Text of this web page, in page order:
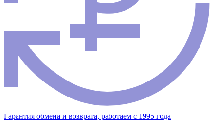
Гарантия обмена и возврата, работаем с 1995 года